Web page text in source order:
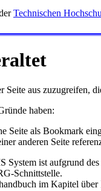
Technischen
Seite aus zuzugreifen,
haben:
Seite als Bookmark
anderen Seite
System ist aufgrund
Schnittstelle.
im Kapitel